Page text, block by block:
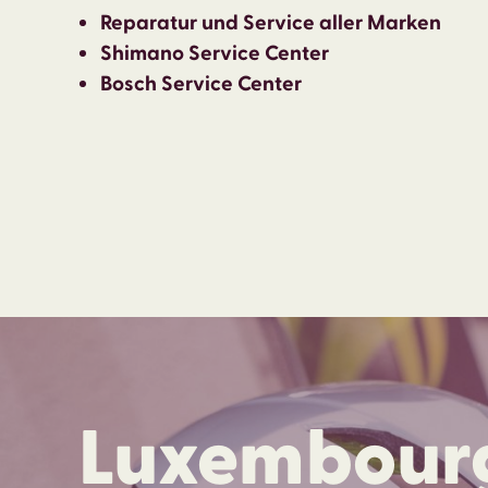
Reparatur und Service aller Marken
Shimano Service Center
Bosch Service Center